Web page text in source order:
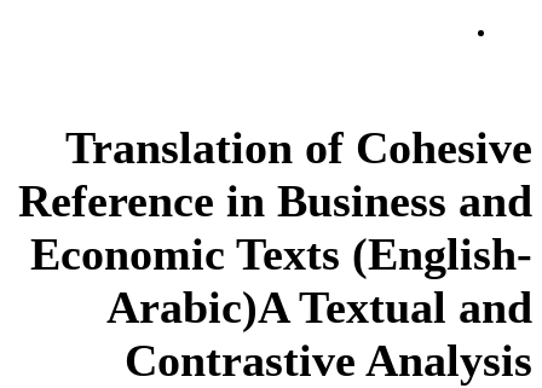
Translation of Cohesive
Reference in Business and
Economic Texts (English-
Arabic)A Textual and
Contrastive Analysis